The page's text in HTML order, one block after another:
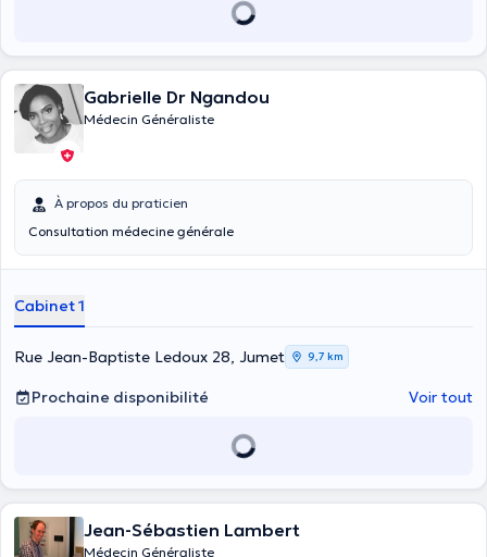
Gabrielle Dr Ngandou
Médecin Généraliste
À propos du praticien
Consultation médecine générale
Cabinet 1
Rue Jean-Baptiste Ledoux 28, Jumet 9,7 km
Prochaine disponibilité Voir tout
Jean-Sébastien Lambert
Médecin Généraliste